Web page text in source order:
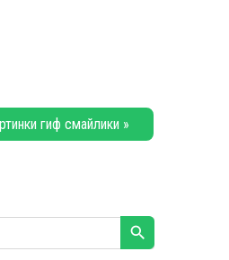
гиф смайлики »